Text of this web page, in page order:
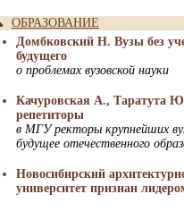
ОБРАЗОВАНИЕ
Домбковский Н. Вузы без
будущего
о проблемах вузовской науки
Качуровская А., Таратута
репетиторы
в МГУ ректоры крупнейших
будущее отечественного
Новосибирский
университет признан